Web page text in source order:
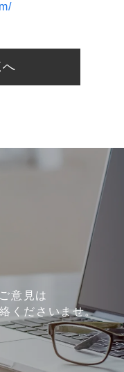
意見は
くださいませ。